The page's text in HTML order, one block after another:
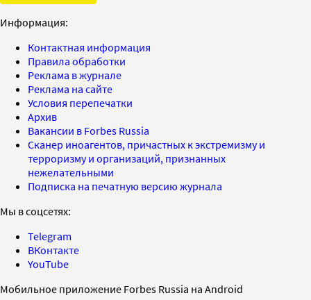
Информация:
Контактная информация
Правила обработки
Реклама в журнале
Реклама на сайте
Условия перепечатки
Архив
Вакансии в Forbes Russia
Сканер иноагентов, причастных к экстремизму и
терроризму и организаций, признанных
нежелательными
Подписка на печатную версию журнала
Мы в соцсетях:
Telegram
ВКонтакте
YouTube
Мобильное приложение Forbes Russia на Android